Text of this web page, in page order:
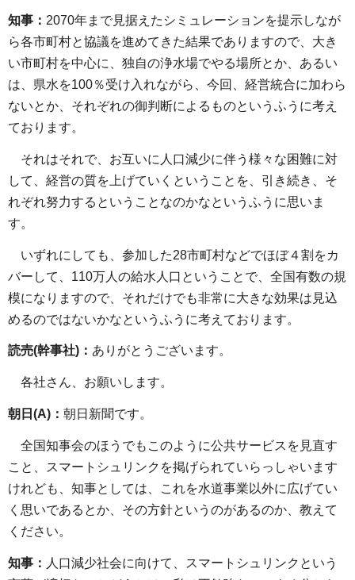
知事： 2070年まで見据えたシミュレーションを提示しなが
ら各市町村と協議を進めてきた結果でありますので、大き
い市町村を中心に、独自の浄水場でやる場所とか、あるい
は、県水を100％受け入れながら、今回、経営統合に加わら
ないとか、それぞれの御判断によるものというふうに考え
ております。
それはそれで、お互いに人口減少に伴う様々な困難に対
して、経営の質を上げていくということを、引き続き、そ
れぞれ努力するということなのかなというふうに思いま
す。
いずれにしても、参加した28市町村などでほぼ４割をカ
バーして、110万人の給水人口ということで、全国有数の規
模になりますので、それだけでも非常に大きな効果は見込
めるのではないかなというふうに考えております。
読売(幹事社)： ありがとうございます。
各社さん、お願いします。
朝日(A)： 朝日新聞です。
全国知事会のほうでもこのように公共サービスを見直す
こと、スマートシュリンクを掲げられていらっしゃいます
けれども、知事としては、これを水道事業以外に広げてい
く思いであるとか、その方針というのがあるのか、教えて
ください。
知事： 人口減少社会に向けて、スマートシュリンクという